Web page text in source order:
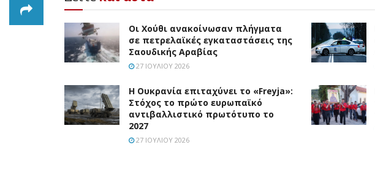
Οι Χούθι ανακοίνωσαν πλήγματα
σε πετρελαϊκές εγκαταστάσεις της
Σαουδικής Αραβίας
27 ΙΟΥΛΊΟΥ 2026
Η Ουκρανία επιταχύνει το «Freyja»:
Στόχος το πρώτο ευρωπαϊκό
αντιβαλλιστικό πρωτότυπο το
2027
27 ΙΟΥΛΊΟΥ 2026